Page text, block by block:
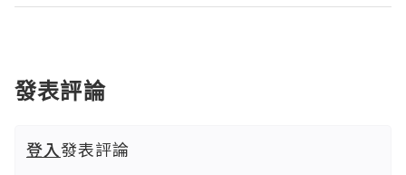
發表評論
登入發表評論